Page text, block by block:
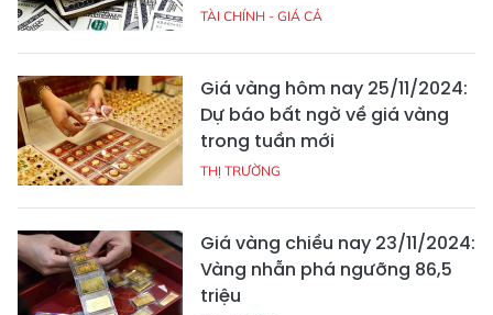
TÀI CHÍNH - GIÁ CẢ
Giá vàng hôm nay 25/11/2024:
Dự báo bất ngờ về giá vàng
trong tuần mới
THỊ TRƯỜNG
Giá vàng chiều nay 23/11/2024:
Vàng nhẫn phá ngưỡng 86,5
triệu